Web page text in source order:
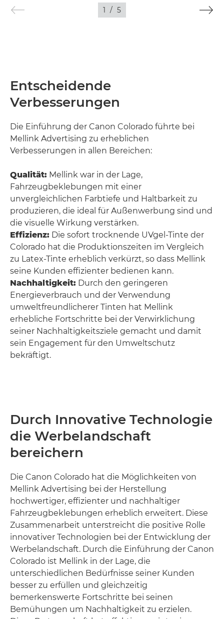
1 / 5
Entscheidende
Verbesserungen
Die Einführung der Canon Colorado führte bei
Mellink Advertising zu erheblichen
Verbesserungen in allen Bereichen:
Qualität: Mellink war in der Lage,
Fahrzeugbeklebungen mit einer
unvergleichlichen Farbtiefe und Haltbarkeit zu
produzieren, die ideal für Außenwerbung sind und
die visuelle Wirkung verstärken.
Effizienz: Die sofort trocknende UVgel-Tinte der
Colorado hat die Produktionszeiten im Vergleich
zu Latex-Tinte erheblich verkürzt, so dass Mellink
seine Kunden effizienter bedienen kann.
Nachhaltigkeit: Durch den geringeren
Energieverbrauch und der Verwendung
umweltfreundlicherer Tinten hat Mellink
erhebliche Fortschritte bei der Verwirklichung
seiner Nachhaltigkeitsziele gemacht und damit
sein Engagement für den Umweltschutz
bekräftigt.
Durch Innovative Technologie
die Werbelandschaft
bereichern
Die Canon Colorado hat die Möglichkeiten von
Mellink Advertising bei der Herstellung
hochwertiger, effizienter und nachhaltiger
Fahrzeugbeklebungen erheblich erweitert. Diese
Zusammenarbeit unterstreicht die positive Rolle
innovativer Technologien bei der Entwicklung der
Werbelandschaft. Durch die Einführung der Canon
Colorado ist Mellink in der Lage, die
unterschiedlichen Bedürfnisse seiner Kunden
besser zu erfüllen und gleichzeitig
bemerkenswerte Fortschritte bei seinen
Bemühungen um Nachhaltigkeit zu erzielen.